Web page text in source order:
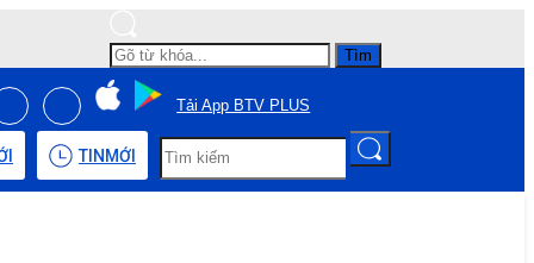
Tìm
Tải App BTV PLUS
TIN MỚI